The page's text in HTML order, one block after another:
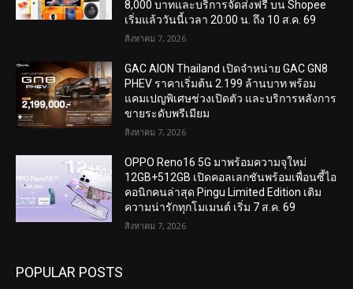
8,000 บาทและบริการจัดส่งฟรี บน Shopee
เริ่มแล้ววันนี้เวลา 20:00 น. ถึง 10 ส.ค. 69
สิงหาคม 7, 2026
GAC AION Thailand เปิดจำหน่าย GAC GN8
PHEV ราคาเริ่มต้น 2.199 ล้านบาท พร้อม
แคมเปญพิเศษช่วงเปิดตัว และบริการหลังการ
ขายระดับพรีเมียม
สิงหาคม 7, 2026
OPPO Reno16 5G มาพร้อมความจุใหม่
12GB+512GB เปิดคอลเลกชันพร้อมเพื่อนซี้ไอ
คอนิกคนล่าสุด Pingu Limited Edition เติม
ความน่ารักทุกโมเมนต์ เริ่ม 7 ส.ค. 69
สิงหาคม 7, 2026
POPULAR POSTS